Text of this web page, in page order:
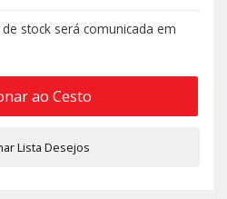
stock será comunicada em
ao Cesto
Lista Desejos